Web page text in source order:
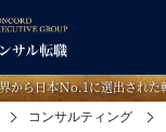
から日本Ｎo.1に選出された
コンサルティング